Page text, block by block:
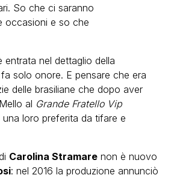
So che ci saranno
occasioni e so che
entrata nel dettaglio della
solo onore. E pensare che era
delle brasiliane che dopo aver
al Grande Fratello Vip
loro preferita da tifare e
Carolina Stramare non è nuovo
: nel 2016 la produzione annunciò